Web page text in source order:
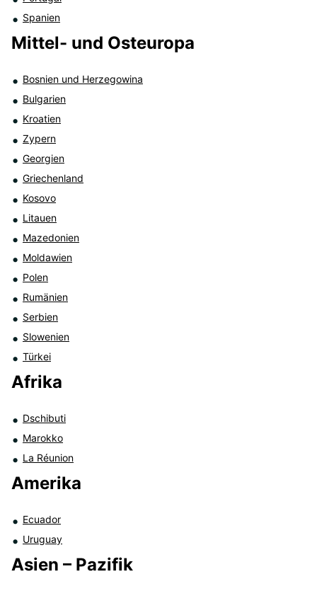
Spanien
Mittel- und Osteuropa
Bosnien und Herzegowina
Bulgarien
Kroatien
Zypern
Georgien
Griechenland
Kosovo
Litauen
Mazedonien
Moldawien
Polen
Rumänien
Serbien
Slowenien
Türkei
Afrika
Dschibuti
Marokko
La Réunion
Amerika
Ecuador
Uruguay
Asien – Pazifik